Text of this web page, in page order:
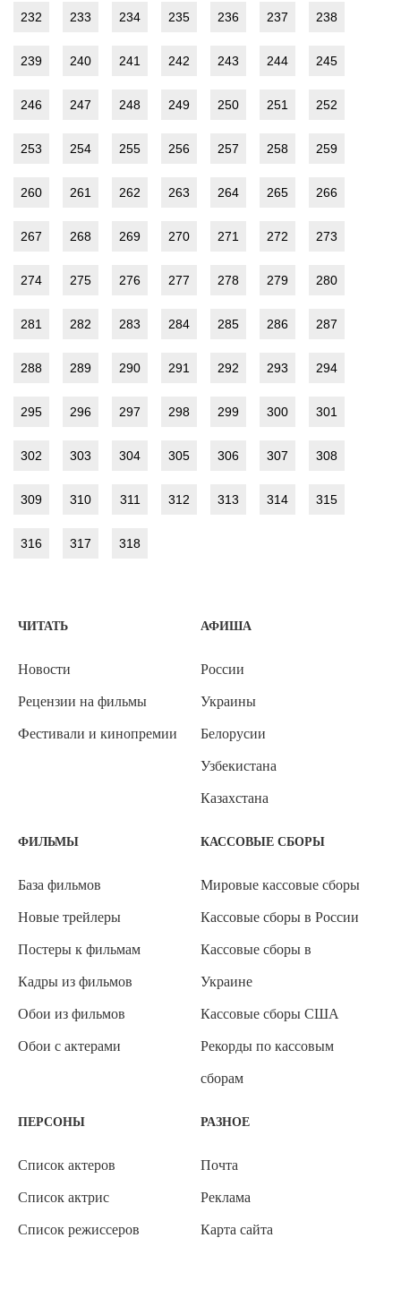
232 233 234 235 236 237 238
239 240 241 242 243 244 245
246 247 248 249 250 251 252
253 254 255 256 257 258 259
260 261 262 263 264 265 266
267 268 269 270 271 272 273
274 275 276 277 278 279 280
281 282 283 284 285 286 287
288 289 290 291 292 293 294
295 296 297 298 299 300 301
302 303 304 305 306 307 308
309 310 311 312 313 314 315
316 317 318
ЧИТАТЬ
Новости
Рецензии на фильмы
Фестивали и кинопремии
АФИША
России
Украины
Белорусии
Узбекистана
Казахстана
ФИЛЬМЫ
База фильмов
Новые трейлеры
Постеры к фильмам
Кадры из фильмов
Обои из фильмов
Обои с актерами
КАССОВЫЕ СБОРЫ
Мировые кассовые сборы
Кассовые сборы в России
Кассовые сборы в
Украине
Кассовые сборы США
Рекорды по кассовым
сборам
ПЕРСОНЫ
Список актеров
Список актрис
Список режиссеров
РАЗНОЕ
Почта
Реклама
Карта сайта